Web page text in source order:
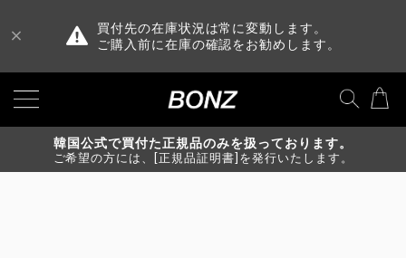
買付先の在庫状況は常に変動します。
ご購入前に在庫の確認をお勧めします。
韓国公式で買付た正規品のみを扱っております。
ご希望の方には、[正規品証明書]を発行いたします。